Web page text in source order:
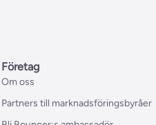
Företag
Om oss
Partners till marknadsföringsbyråer